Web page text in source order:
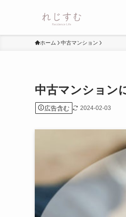
ホーム 中古マンション
中古マンション
広告含む 2024-02-03